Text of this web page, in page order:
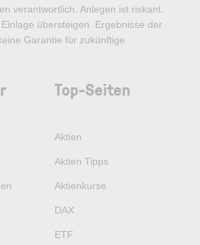
verantwortlich. Anlegen ist riskant.
übersteigen. Ergebnisse der
Garantie für zukünftige
Top-Seiten
Aktien
Aktien Tipps
Aktienkurse
DAX
ETF